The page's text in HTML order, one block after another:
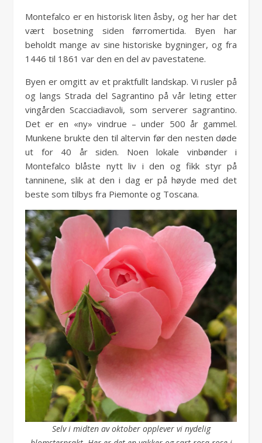
Montefalco er en historisk liten åsby, og her har det
vært bosetning siden førromertida. Byen har
beholdt mange av sine historiske bygninger, og fra
1446 til 1861 var den en del av pavestatene.
Byen er omgitt av et praktfullt landskap. Vi rusler på
og langs Strada del Sagrantino på vår leting etter
vingården Scacciadiavoli, som serverer sagrantino.
Det er en «ny» vindrue – under 500 år gammel.
Munkene brukte den til altervin før den nesten døde
ut for 40 år siden. Noen lokale vinbønder i
Montefalco blåste nytt liv i den og fikk styr på
tanninene, slik at den i dag er på høyde med det
beste som tilbys fra Piemonte og Toscana.
Selv i midten av oktober opplever vi nydelig